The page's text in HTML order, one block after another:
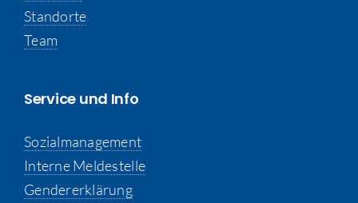
Standorte
Team
Service und Info
Sozialmanagement
Interne Meldestelle
Gendererklärung